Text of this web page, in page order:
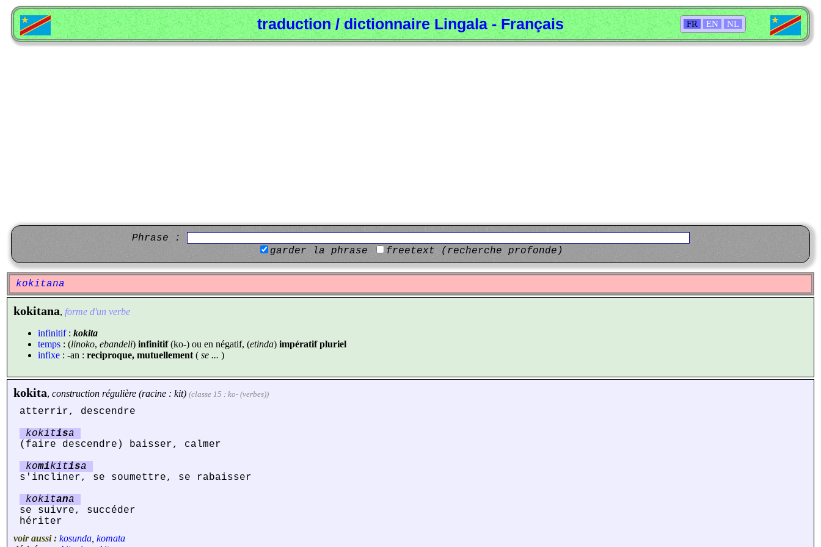
FR EN NL
traduction / dictionnaire Lingala - Français
Phrase :
garder la phrase
freetext (recherche profonde)
kokitana
kokitana, forme d'un verbe
infinitif: kokita
temps : (linoko, ebandeli) infinitif(ko-) ou en négatif, (etinda) impératif pluriel
infixe : -an : reciproque, mutuellement ( se ... )
kokita, construction régulière (racine : kit) (classe 15 : ko- (verbes))
atterrir, descendre
kokitisa
(faire descendre) baisser, calmer
komikitisa
s'incliner, se soumettre, se rabaisser
kokitana
se suivre, succéder
hériter
voir aussi : kosunda komata